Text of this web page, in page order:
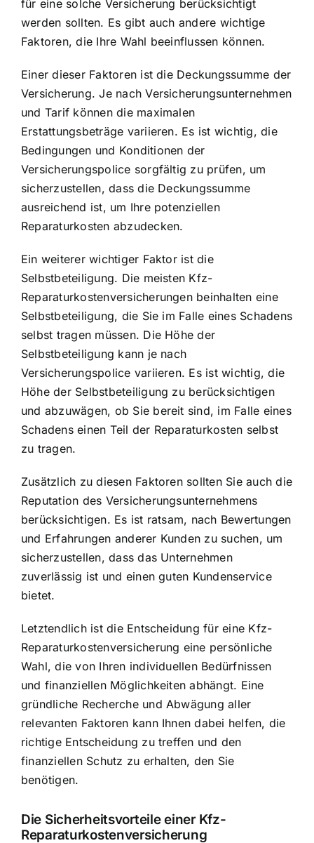
für eine solche Versicherung berücksichtigt
werden sollten. Es gibt auch andere wichtige
Faktoren, die Ihre Wahl beeinflussen können.
Einer dieser Faktoren ist die Deckungssumme der
Versicherung. Je nach Versicherungsunternehmen
und Tarif können die maximalen
Erstattungsbeträge variieren. Es ist wichtig, die
Bedingungen und Konditionen der
Versicherungspolice sorgfältig zu prüfen, um
sicherzustellen, dass die Deckungssumme
ausreichend ist, um Ihre potenziellen
Reparaturkosten abzudecken.
Ein weiterer wichtiger Faktor ist die
Selbstbeteiligung. Die meisten Kfz-
Reparaturkostenversicherungen beinhalten eine
Selbstbeteiligung, die Sie im Falle eines Schadens
selbst tragen müssen. Die Höhe der
Selbstbeteiligung kann je nach
Versicherungspolice variieren. Es ist wichtig, die
Höhe der Selbstbeteiligung zu berücksichtigen
und abzuwägen, ob Sie bereit sind, im Falle eines
Schadens einen Teil der Reparaturkosten selbst
zu tragen.
Zusätzlich zu diesen Faktoren sollten Sie auch die
Reputation des Versicherungsunternehmens
berücksichtigen. Es ist ratsam, nach Bewertungen
und Erfahrungen anderer Kunden zu suchen, um
sicherzustellen, dass das Unternehmen
zuverlässig ist und einen guten Kundenservice
bietet.
Letztendlich ist die Entscheidung für eine Kfz-
Reparaturkostenversicherung eine persönliche
Wahl, die von Ihren individuellen Bedürfnissen
und finanziellen Möglichkeiten abhängt. Eine
gründliche Recherche und Abwägung aller
relevanten Faktoren kann Ihnen dabei helfen, die
richtige Entscheidung zu treffen und den
finanziellen Schutz zu erhalten, den Sie
benötigen.
Die Sicherheitsvorteile einer Kfz-
Reparaturkostenversicherung